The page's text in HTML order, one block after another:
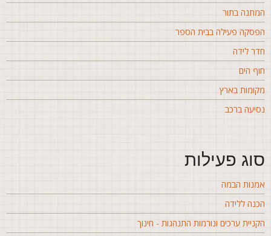
בתור
פעילה בבית הספר
לידה
הים
בארץ
ברכב
פעילות
הבמה
ללידה
ערכים ונורמות התנהגות - חינוך